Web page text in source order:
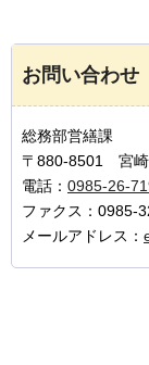
お問い合わせ
総務部営繕課
〒880-8501 宮崎
電話： 0985-26-
ファクス：0985-
メールアドレス：